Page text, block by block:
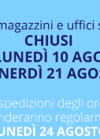
B21081A)